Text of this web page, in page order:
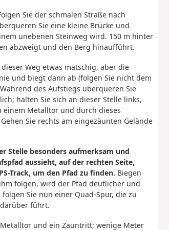
Sie der schmalen Straße nach
Sie eine kleine Brücke und
unebenen Steinweg wird. 150 m hinter
abzweigt und den Berg hinaufführt.
Weg etwas matschig, aber die
und biegt dann ab (folgen Sie nicht dem
des Aufstiegs überqueren Sie
halten Sie sich an dieser Stelle links,
einem Metalltor und durch dieses
Sie rechts am eingezäunten Gelände
Stelle besonders aufmerksam und
aussieht, auf der rechten Seite,
Track, um den Pfad zu finden. Biegen
folgen, wird der Pfad deutlicher und
Sie nun einer Quad-Spur, die zu
führt.
und ein Zauntritt; wenige Meter